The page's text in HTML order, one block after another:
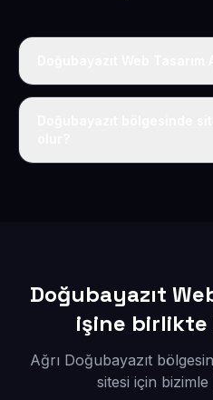
Tek fiyat uygulanır: yıllık 50
Doğubayazıt
işine birlikte
Ağrı Doğubayazıt
sitesi için bizimle